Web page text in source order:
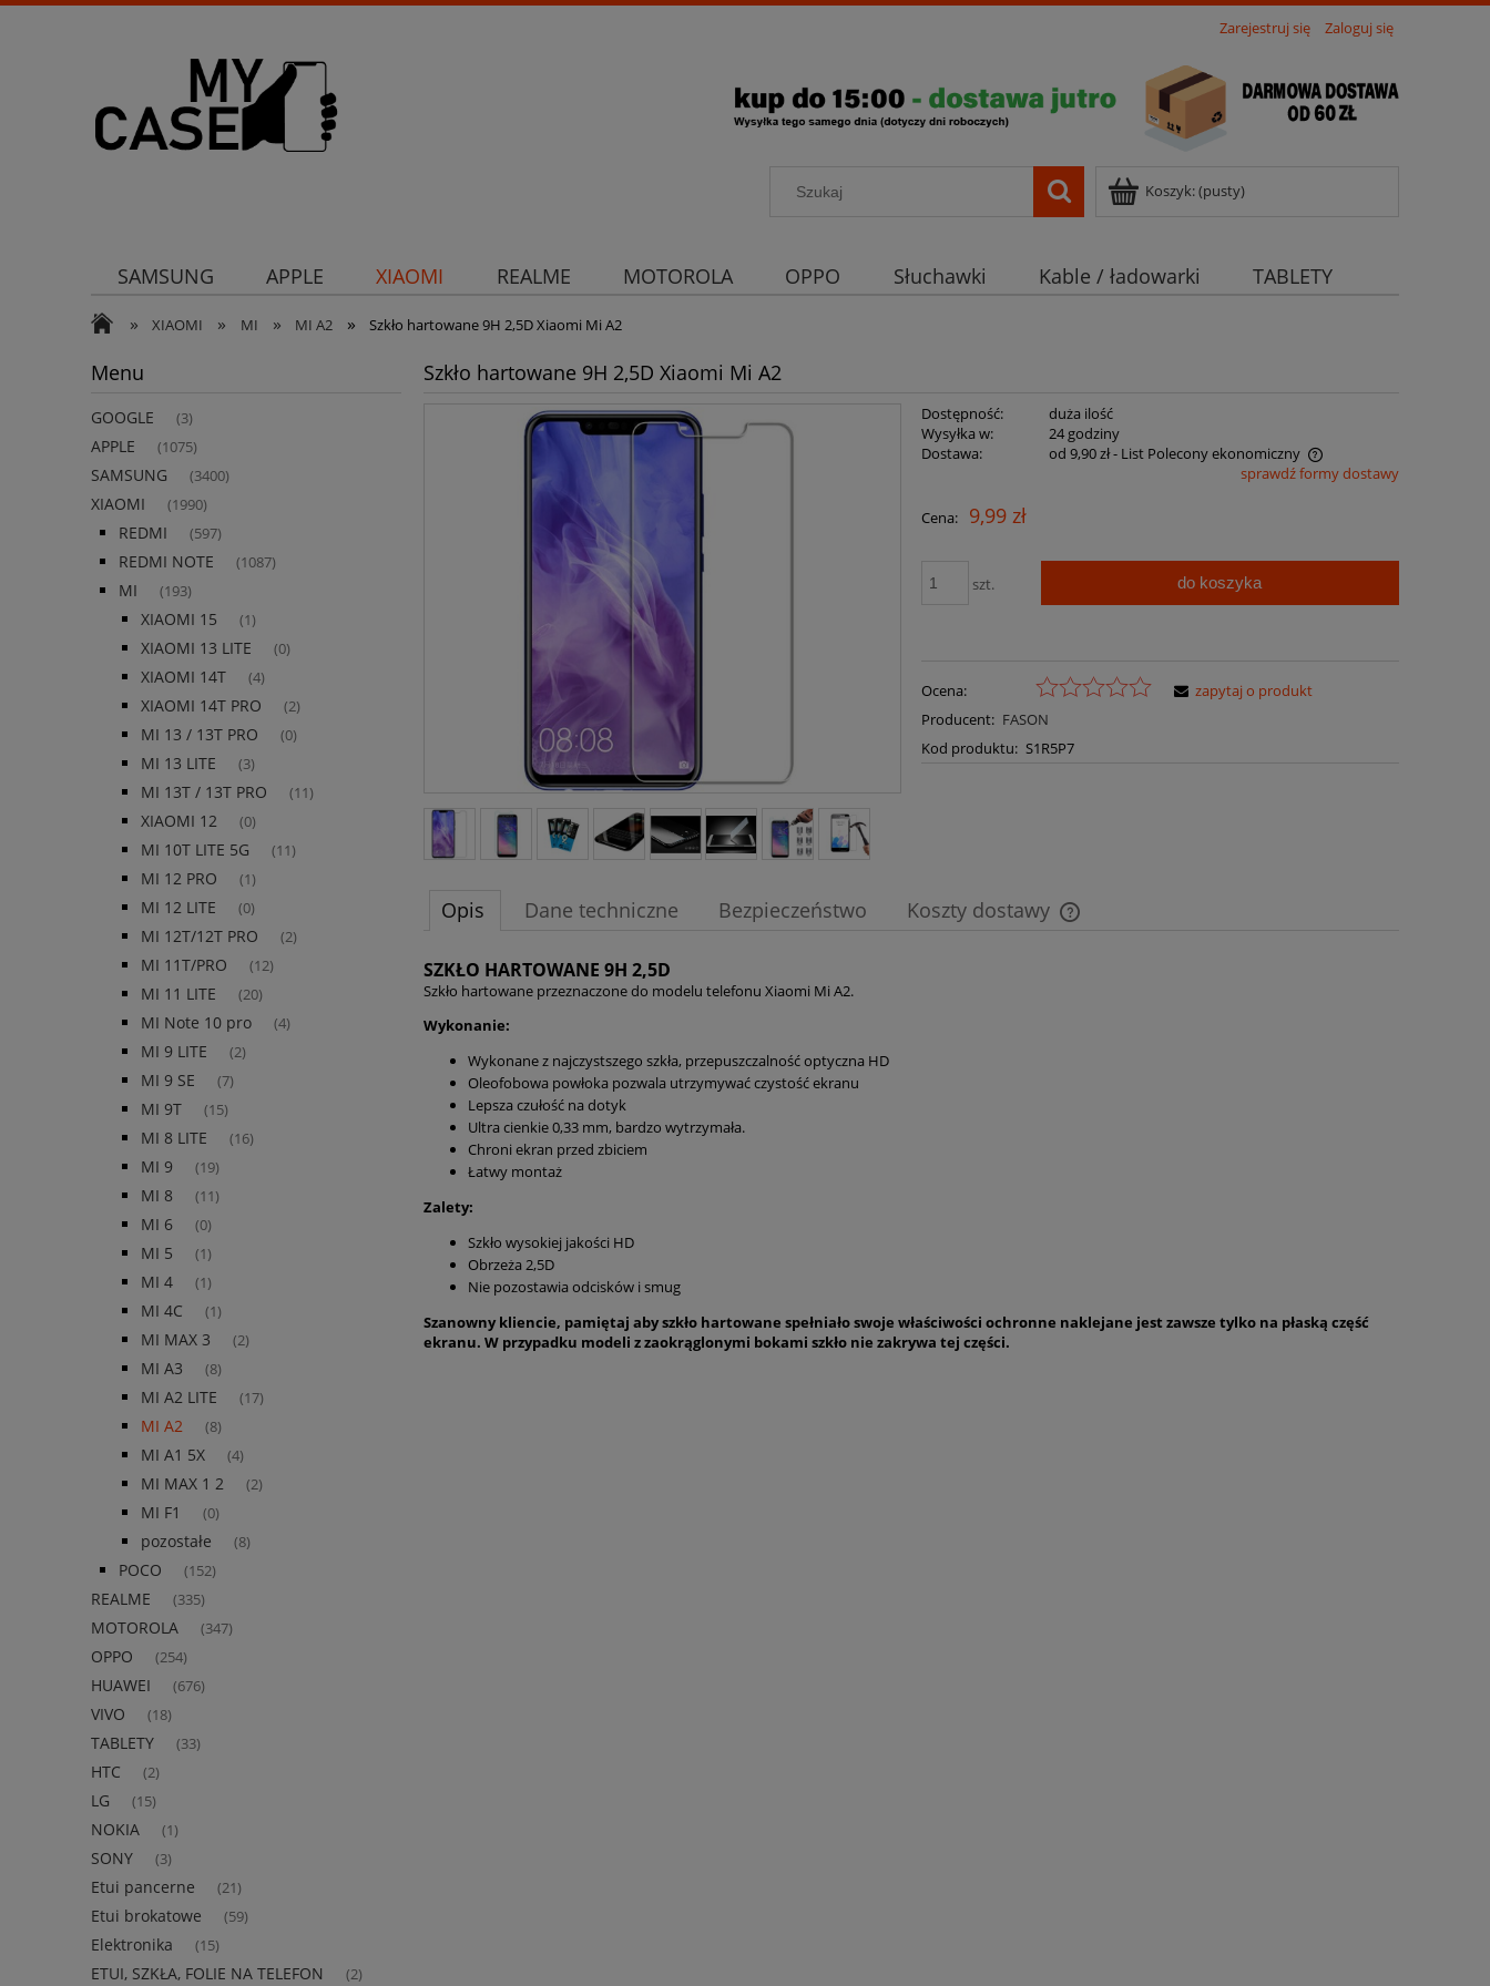
Zarejestruj się Zaloguj się
Koszyk:(pusty)
SAMSUNG APPLE XIAOMI REALME MOTOROLA OPPO Słuchawki Kable / ładowarki
TABLETY
Uchwyty
Ochrona aparatu Ochrona aparatu
» XIAOMI » MI » MI A2 » Szkło hartowane 9H 2,5D Xiaomi Mi A2
Menu
GOOGLE (3)
APPLE (1075)
SAMSUNG (3400)
XIAOMI (1990)
REDMI (597)
REDMI NOTE (1087)
MI (193)
XIAOMI 15 (1)
XIAOMI 13 LITE (0)
XIAOMI 14T (4)
XIAOMI 14T PRO (2)
MI 13 / 13T PRO (0)
MI 13 LITE (3)
MI 13T / 13T PRO (11)
XIAOMI 12 (0)
MI 10T LITE 5G (11)
MI 12 PRO (1)
MI 12 LITE (0)
MI 12T/12T PRO (2)
MI 11T/PRO (12)
MI 11 LITE (20)
MI Note 10 pro (4)
MI 9 LITE (2)
MI 9 SE (7)
MI 9T (15)
MI 8 LITE (16)
MI 9 (19)
MI 8 (11)
MI 6 (0)
MI 5 (1)
MI 4 (1)
MI 4C (1)
MI MAX 3 (2)
MI A3 (8)
MI A2 LITE (17)
MI A2 (8)
MI A1 5X (4)
MI MAX 1 2 (2)
MI F1 (0)
pozostałe (8)
POCO (152)
REALME (335)
MOTOROLA (347)
OPPO (254)
HUAWEI (676)
VIVO (18)
TABLETY (33)
HTC (2)
LG (15)
NOKIA (1)
SONY (3)
Etui pancerne (21)
Etui brokatowe (59)
Elektronika (15)
ETUI, SZKŁA, FOLIE NA TELEFON (2)
Szkło hartowane 9H 2,5D Xiaomi Mi A2
Dostępność:
duża ilość
Wysyłka w:
24 godziny
Dostawa:
od 9,90 zł- List Polecony ekonomiczny
płatności
sprawdź formy dostawy
Cena: 9,99 zł
szt. do koszyka
Ocena:
Producent: FASON
Kod produktu: S1R5P7
zapytaj o produkt
Opis Dane techniczne Bezpieczeństwo Koszty dostawy
SZKŁO HARTOWANE 9H 2,5D
Szkło hartowane przeznaczone do modelu telefonu Xiaomi Mi A2.
Wykonanie:
Wykonane z najczystszego szkła, przepuszczalność optyczna HD
Oleofobowa powłoka pozwala utrzymywać czystość ekranu
Lepsza czułość na dotyk
Ultra cienkie 0,33 mm, bardzo wytrzymała.
Chroni ekran przed zbiciem
Łatwy montaż
Zalety:
Szkło wysokiej jakości HD
Obrzeża 2,5D
Nie pozostawia odcisków i smug
Szanowny kliencie, pamiętaj aby szkło hartowane spełniało swoje właściwości ochronne naklejane jest zawsze tylko na płaską część
ekranu. W przypadku modeli z zaokrąglonymi bokami szkło nie zakrywa tej części.